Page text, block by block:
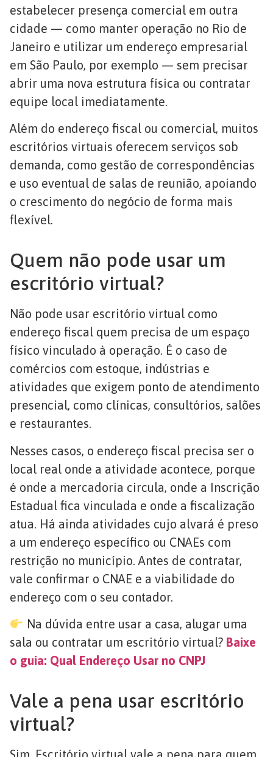
estabelecer presença comercial em outra
cidade — como manter operação no Rio de
Janeiro e utilizar um endereço empresarial
em São Paulo, por exemplo — sem precisar
abrir uma nova estrutura física ou contratar
equipe local imediatamente.
Além do endereço fiscal ou comercial, muitos
escritórios virtuais oferecem serviços sob
demanda, como gestão de correspondências
e uso eventual de salas de reunião, apoiando
o crescimento do negócio de forma mais
flexível.
Quem não pode usar um
escritório virtual?
Não pode usar escritório virtual como
endereço fiscal quem precisa de um espaço
físico vinculado à operação. É o caso de
comércios com estoque, indústrias e
atividades que exigem ponto de atendimento
presencial, como clínicas, consultórios, salões
e restaurantes.
Nesses casos, o endereço fiscal precisa ser o
local real onde a atividade acontece, porque
é onde a mercadoria circula, onde a Inscrição
Estadual fica vinculada e onde a fiscalização
atua. Há ainda atividades cujo alvará é preso
a um endereço específico ou CNAEs com
restrição no município. Antes de contratar,
vale confirmar o CNAE e a viabilidade do
endereço com o seu contador.
Na dúvida entre usar a casa, alugar uma
sala ou contratar um escritório virtual? Baixe
o guia: Qual Endereço Usar no CNPJ
Vale a pena usar escritório
virtual?